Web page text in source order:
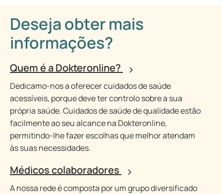
Deseja obter mais
informações?
Quem é a Dokteronline?
Dedicamo-nos a oferecer cuidados de saúde
acessíveis, porque deve ter controlo sobre a sua
própria saúde. Cuidados de saúde de qualidade estão
facilmente ao seu alcance na Dokteronline,
permitindo-lhe fazer escolhas que melhor atendam
às suas necessidades.
Médicos colaboradores
A nossa rede é composta por um grupo diversificado